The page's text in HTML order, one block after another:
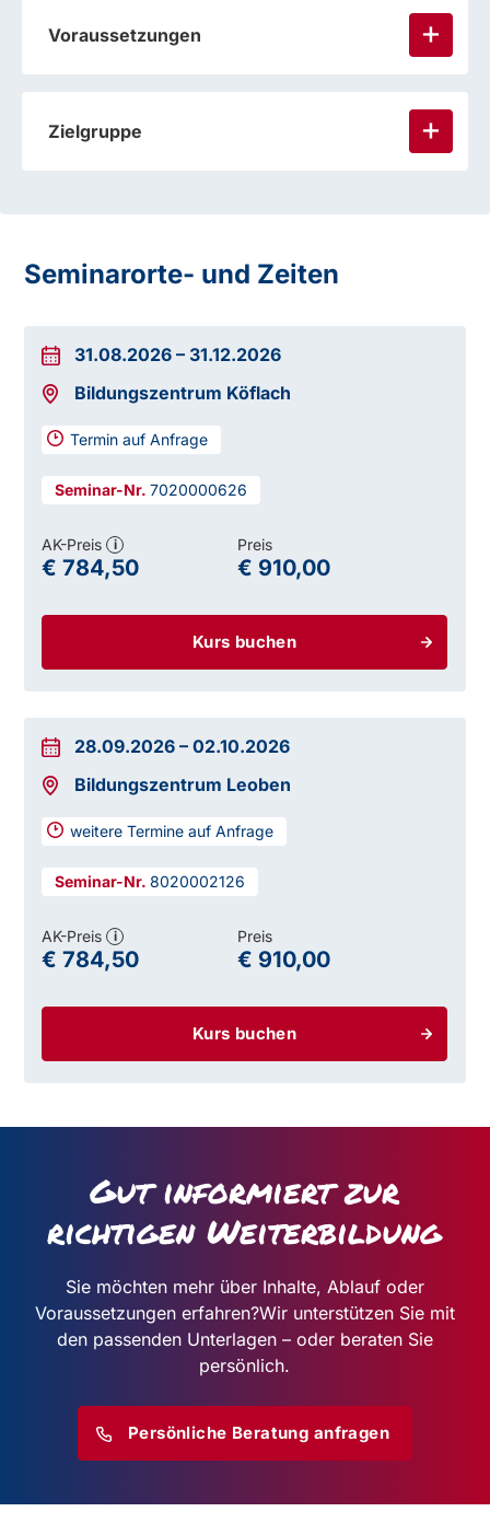
Voraussetzungen
Zielgruppe
Seminarorte- und Zeiten
31.08.2026 – 31.12.2026
Bildungszentrum Köflach
Termin auf Anfrage
7020000626
Kurs buchen
AK-Preis i
€ 784,50
Preis
€ 910,00
28.09.2026 –02.10.2026
Bildungszentrum Leoben
weitere Termine auf Anfrage
8020002126
Kurs buchen
AK-Preis i
€ 784,50
Preis
€ 910,00
Gut informiert zur
richtigen Weiterbildung
Sie möchten mehr über Inhalte, Ablauf oder
Voraussetzungen erfahren?Wir unterstützen Sie mit
den passenden Unterlagen – oder beraten Sie
persönlich.
Persönliche Beratung anfragen